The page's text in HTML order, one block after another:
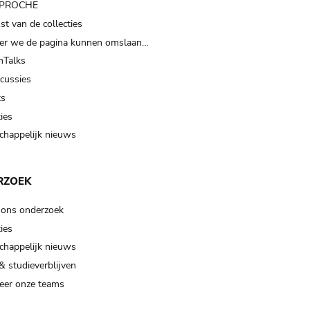
van de collecties
we de pagina kunnen omslaan…
nieuws
onderzoek
nieuws
studieverblijven
onze teams